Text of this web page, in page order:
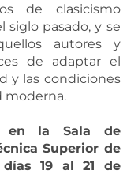
de clasicismo
pasado, y se
autores y
de adaptar el
y las condiciones
moderna.
en la Sala de
Superior de
19 al 21 de